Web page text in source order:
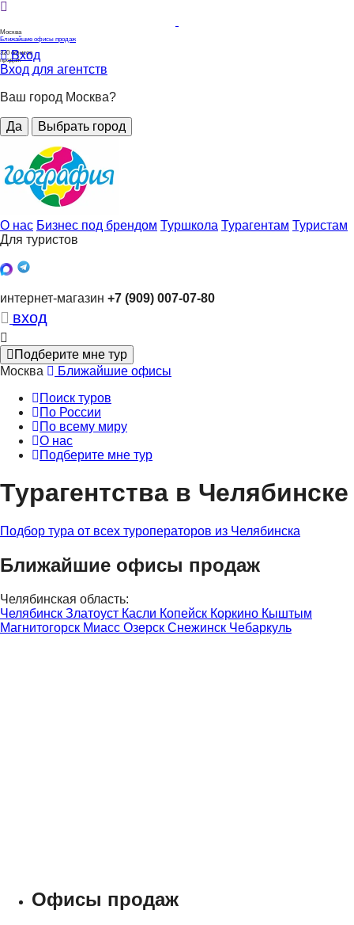
Москва
Ближайшие офисы продаж
320 офисов
продаж
Вход
Вход для агентств
Ваш город Москва?
Да Выбрать город
О нас Бизнес под брендом Туршкола Турагентам Туристам
Для туристов
интернет-магазин +7 (909) 007-07-80
вход
Подберите мне тур
Москва
Ближайшие офисы
Поиск туров
По России
По всему миру
О нас
Подберите мне тур
Турагентства в Челябинске
Подбор тура от всех туроператоров из Челябинска
Ближайшие офисы продаж
Челябинская область:
Челябинск Златоуст Касли Копейск Коркино Кыштым
Магнитогорск Миасс Озерск Снежинск Чебаркуль
Офисы продаж